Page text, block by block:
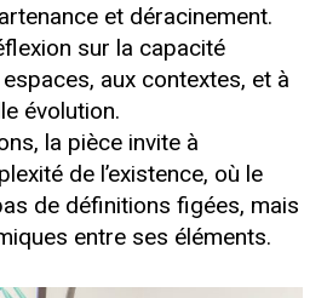
et déracinement.
sur la capacité
aux contextes, et à
évolution.
la pièce invite à
de l’existence, où le
de définitions figées, mais
entre ses éléments.